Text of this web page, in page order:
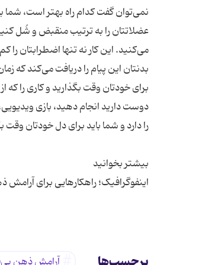
نمی‌توان گفت کدام راه بهتر است،
عضلاتتان را به ترتیب منقبض و شُل
می‌کنید. این کار نه تنها اضطرابتان
بدنتان این پیام را دریافت می‌کند که
برای خودتان وقت بگذارید و کاری را
دوست دارید انجام دهید، بازی